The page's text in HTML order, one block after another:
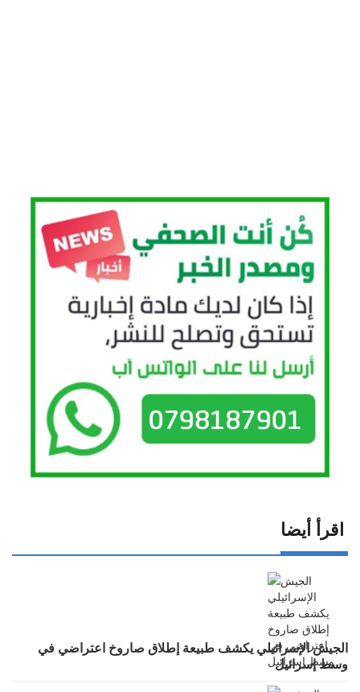
اقرأ أيضا
الجيش الإسرائيلي يكشف طبيعة إطلاق صاروخ اعتراضي في
وسط إسرائيل